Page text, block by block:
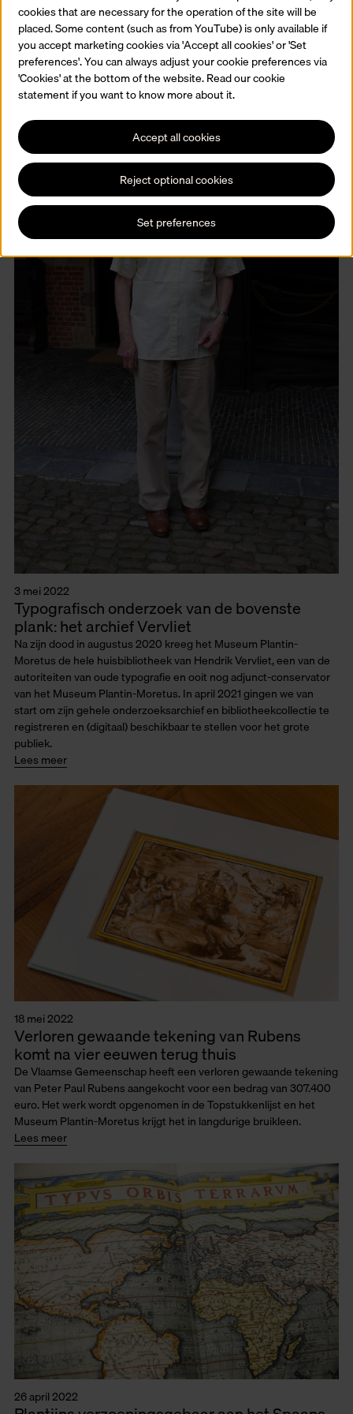
Heel zijn leven specialiseerde kunstenaar-meesterdrukker Rudolf
Broulim (Praag, 1943) zich in druktechnieken en lithografie. Hij
schenkt een selectie van 39 lithografieën aan het Prentenkabinet.
Lees meer
3 mei 2022
Typografisch onderzoek van de bovenste
plank: het archief Vervliet
Na zijn dood in augustus 2020 kreeg het Museum Plantin-
Moretus de hele huisbibliotheek van Hendrik Vervliet, een van de
autoriteiten van oude typografie en ooit nog adjunct-conservator
van het Museum Plantin-Moretus. In april 2021 gingen we van
start om zijn gehele onderzoeksarchief en bibliotheekcollectie te
registreren en (digitaal) beschikbaar te stellen voor het grote
publiek.
Lees meer
18 mei 2022
Verloren gewaande tekening van Rubens
komt na vier eeuwen terug thuis
De Vlaamse Gemeenschap heeft een verloren gewaande tekening
van Peter Paul Rubens aangekocht voor een bedrag van 307.400
euro. Het werk wordt opgenomen in de Topstukkenlijst en het
Museum Plantin-Moretus krijgt het in langdurige bruikleen.
Lees meer
26 april 2022
cookies that are necessary for the operation of the site will be
placed. Some content (such as from YouTube) is only available if
you accept marketing cookies via 'Accept all cookies' or 'Set
preferences'. You can always adjust your cookie preferences via
'Cookies' at the bottom of the website. Read our cookie
statement if you want to know more about it.
Accept all cookies
Reject optional cookies
Set preferences